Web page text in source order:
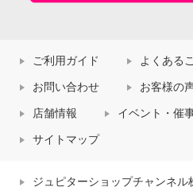
ご利用ガイド よくある
お問い合わせ お客様の
店舗情報 イベント・催
サイトマップ
ジュピターショップチャンネル